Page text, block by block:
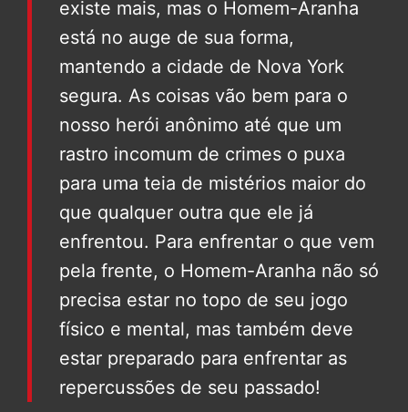
existe mais, mas o Homem-Aranha
está no auge de sua forma,
mantendo a cidade de Nova York
segura. As coisas vão bem para o
nosso herói anônimo até que um
rastro incomum de crimes o puxa
para uma teia de mistérios maior do
que qualquer outra que ele já
enfrentou. Para enfrentar o que vem
pela frente, o Homem-Aranha não só
precisa estar no topo de seu jogo
físico e mental, mas também deve
estar preparado para enfrentar as
repercussões de seu passado!